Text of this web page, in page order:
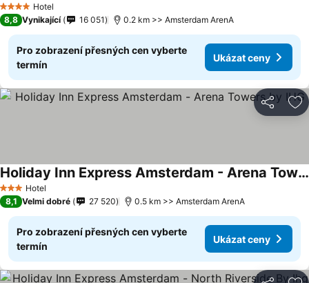
4 Počet hvězdiček
Hotel
8,8 Vynikající 16 051 0.2 km >> Amsterdam ArenA
Pro zobrazení přesných cen vyberte
termín
Ukázat ceny
Sdílet
3 Počet hvězdiček
Hotel
Holiday Inn Express Amsterdam - Arena Towers by IHG
8,1 Velmi dobré 27 520 0.5 km >> Amsterdam ArenA
Pro zobrazení přesných cen vyberte
termín
Ukázat ceny